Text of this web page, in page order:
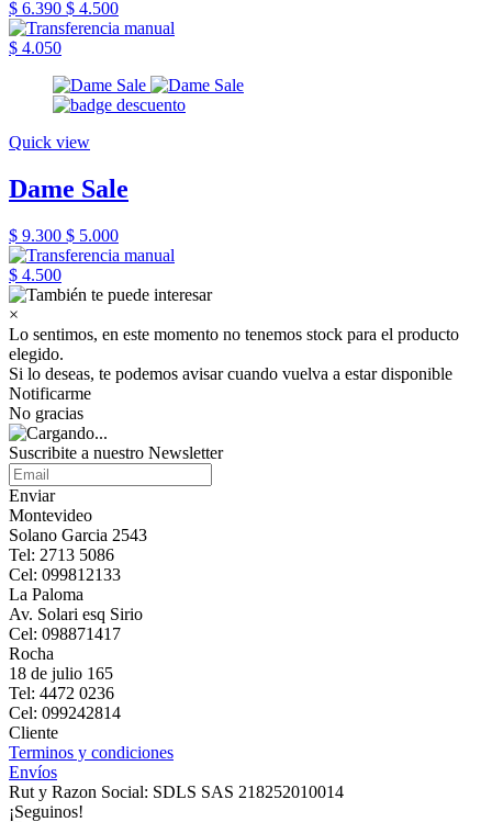
$ 6.390 $ 4.500
$ 4.050
Quick view
Dame Sale
$ 9.300 $ 5.000
$ 4.500
×
Lo sentimos, en este momento no tenemos stock para el producto
elegido.
Si lo deseas, te podemos avisar cuando vuelva a estar disponible
Notificarme
No gracias
Suscribite a nuestro Newsletter
Enviar
Montevideo
Solano Garcia 2543
Tel: 2713 5086
Cel: 099812133
La Paloma
Av. Solari esq Sirio
Cel: 098871417
Rocha
18 de julio 165
Tel: 4472 0236
Cel: 099242814
Cliente
Terminos y condiciones
Envíos
Rut y Razon Social: SDLS SAS 218252010014
¡Seguinos!